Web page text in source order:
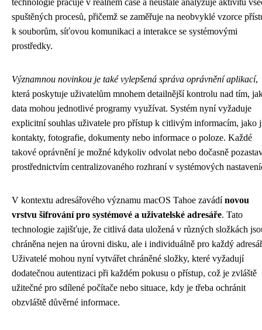
technologie pracuje v reálném čase a neustále analyzuje aktivitu
spuštěných procesů, přičemž se zaměřuje na neobvyklé vzorce
k souborům, síťovou komunikaci a interakce se systémovými
prostředky.
Významnou novinkou je také vylepšená správa oprávnění aplikací,
která poskytuje uživatelům mnohem detailnější kontrolu nad tím,
data mohou jednotlivé programy využívat. Systém nyní vyžaduje
explicitní souhlas uživatele pro přístup k citlivým informacím, jako
kontakty, fotografie, dokumenty nebo informace o poloze. Každé
takové oprávnění je možné kdykoliv odvolat nebo dočasně
prostřednictvím centralizovaného rozhraní v systémových
V kontextu adresářového významu macOS Tahoe zavádínovou
vrstvu šifrování pro systémové a uživatelské adresáře. Tato
technologie zajišťuje, že citlivá data uložená v různých složkách
chráněna nejen na úrovni disku, ale i individuálně pro každý
Uživatelé mohou nyní vytvářet chráněné složky, které vyžadují
dodatečnou autentizaci při každém pokusu o přístup, což je zvláště
užitečné pro sdílené počítače nebo situace, kdy je třeba ochránit
obzvláště důvěrné informace.